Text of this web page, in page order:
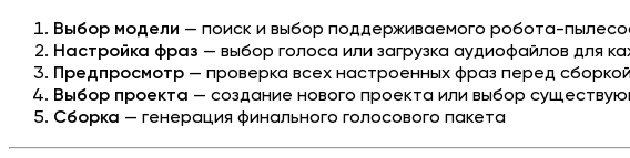
Выбор модели — поиск и выбор поддерживаемого робота-
Настройка фраз — выбор голоса или загрузка аудиофайлов для
Предпросмотр — проверка всех настроенных фраз перед
Выбор проекта — создание нового проекта или выбор
Сборка — генерация финального голосового пакета